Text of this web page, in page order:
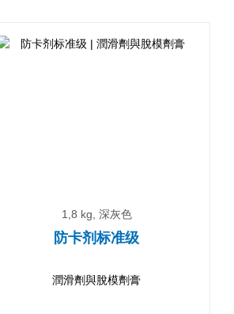
1,8 kg, 深灰色
防卡剂标准级
潤滑劑與脫模劑膏